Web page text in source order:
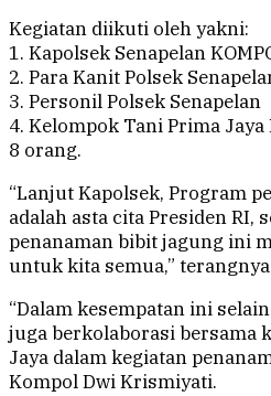
Kegiatan diikuti oleh yakni:
1. Kapolsek Senapelan
2. Para Kanit Polsek
3. Personil Polsek Senapelan
4. Kelompok Tani Prima
8 orang.
“Lanjut Kapolsek, Program
adalah asta cita Presiden RI,
penanaman bibit jagung ini
untuk kita semua,”
“Dalam kesempatan ini
juga berkolaborasi bersama
Jaya dalam kegiatan
Kompol Dwi Krismiyati.